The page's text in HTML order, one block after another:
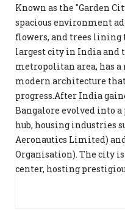
Known as the "Garden
spacious environment
flowers, and trees lining
largest city in India and
metropolitan area, has
modern architecture
progress.After India
Bangalore evolved into
hub, housing industries
Aeronautics Limited)
Organisation). The city
center, hosting